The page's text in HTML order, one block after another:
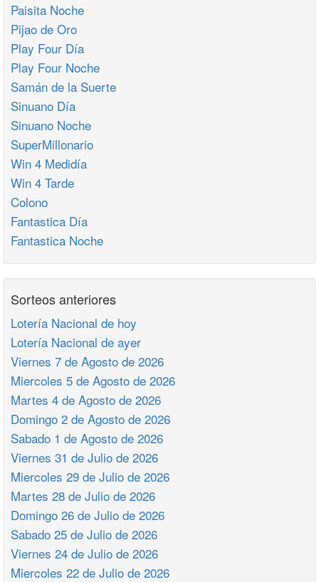
Paisita Noche
Pijao de Oro
Play Four Día
Play Four Noche
Samán de la Suerte
Sinuano Día
Sinuano Noche
SuperMillonario
Win 4 Medidía
Win 4 Tarde
Colono
Fantastica Día
Fantastica Noche
Sorteos anteriores
Lotería Nacional de hoy
Lotería Nacional de ayer
Viernes 7 de Agosto de 2026
Miercoles 5 de Agosto de 2026
Martes 4 de Agosto de 2026
Domingo 2 de Agosto de 2026
Sabado 1 de Agosto de 2026
Viernes 31 de Julio de 2026
Miercoles 29 de Julio de 2026
Martes 28 de Julio de 2026
Domingo 26 de Julio de 2026
Sabado 25 de Julio de 2026
Viernes 24 de Julio de 2026
Miercoles 22 de Julio de 2026